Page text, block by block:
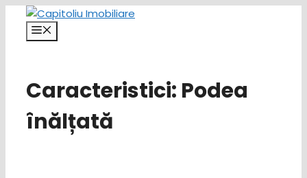
conținut
Caracteristici: Podea
înălțată